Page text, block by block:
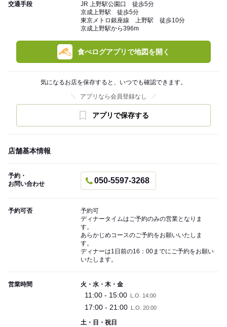
交通手段
JR 上野駅公園口 徒歩5分
京成上野駅 徒歩5分
東京メトロ銀座線 上野駅 徒歩10分
京成上野駅から396m
食べログアプリで地図を開く
気になるお店を保存すると、いつでも確認できます。
アプリなら会員登録なし
アプリで保存する
店舗基本情報
予約・
お問い合わせ
050-5597-3268
予約可否
予約可
ディナータイムはご予約のみの営業となりま
す。
あらかじめコースのご予約をお願いいたしま
す。
ディナーは1日前の16：00までにご予約をお願い
いたします。
営業時間 火・水・木・金
11:00 - 15:00 L.O. 14:00
17:00 - 21:00 L.O. 20:00
土・日・祝日